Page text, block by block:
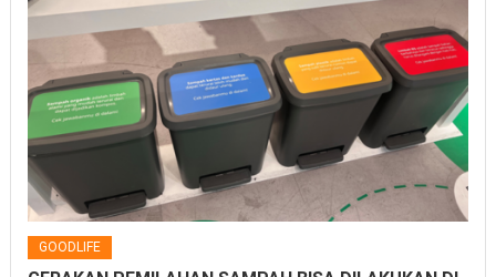
GOODLIFE